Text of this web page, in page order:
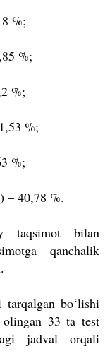
%;
%;
%;
%;
%;
– 40,78 %.
taqsimot bilan
qanchalik
bo‘lishi
33 ta test
jadval orqali